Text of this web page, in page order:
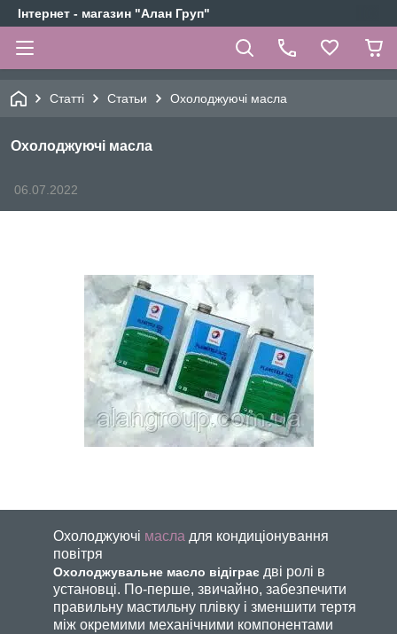
Інтернет - магазин "Алан Груп"
Статті Статьи Охолоджуючі масла
Охолоджуючі масла
06.07.2022
Охолоджуючі масла для кондиціонування
повітря
Охолоджувальне масло відіграє дві ролі в
установці. По-перше, звичайно, забезпечити
правильну мастильну плівку і зменшити тертя
між окремими механічними компонентами